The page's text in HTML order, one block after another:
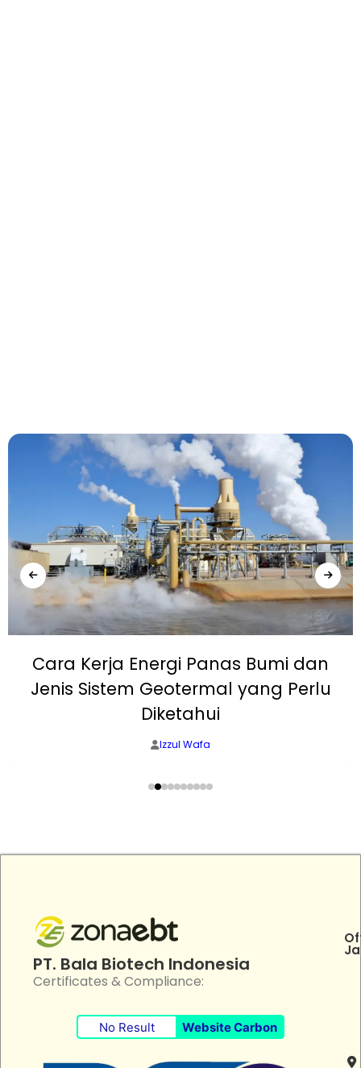
Cara Kerja Energi Panas Bumi dan
Jenis Sistem Geotermal yang Perlu
Diketahui
Izzul Wafa
PT. Bala Biotech Indonesia
Certificates & Compliance:
No Result Website Carbon